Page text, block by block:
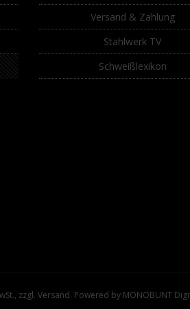
Versand & Zahlung
Stahlwerk TV
Schweißlexikon
zzgl. Versand. Powered by MONOBUNT